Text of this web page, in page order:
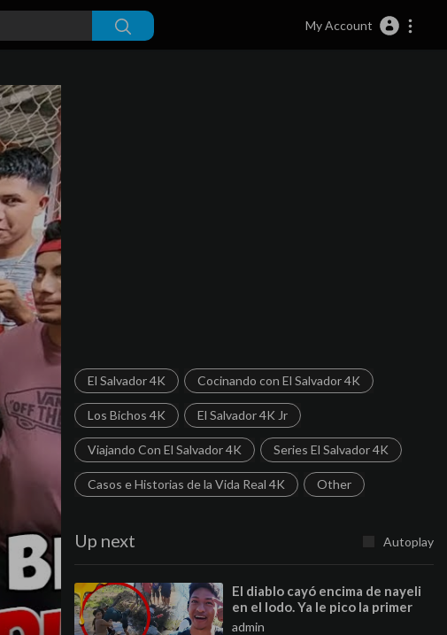
My Account
El Salvador 4K Cocinando con El Salvador 4K
Los Bichos 4K El Salvador 4K Jr
Viajando Con El Salvador 4K Series El Salvador 4K
Casos e Historias de la Vida Real 4K Other
Up next Autoplay
⁣El diablo cayó encima de nayeli
en el lodo. Ya le pico la primer
Avispa a Miguel
admin